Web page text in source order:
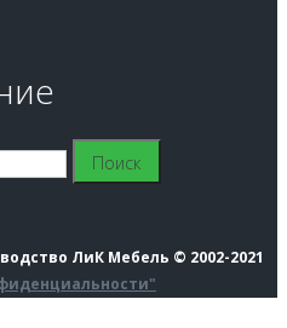
Поиск
ЛиК Мебель © 2002-2021